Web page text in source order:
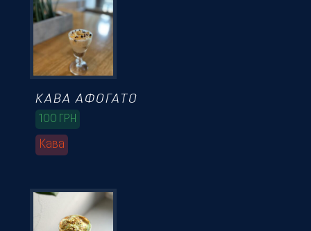
Кава
КАВА АФОГАТО
100 ГРН